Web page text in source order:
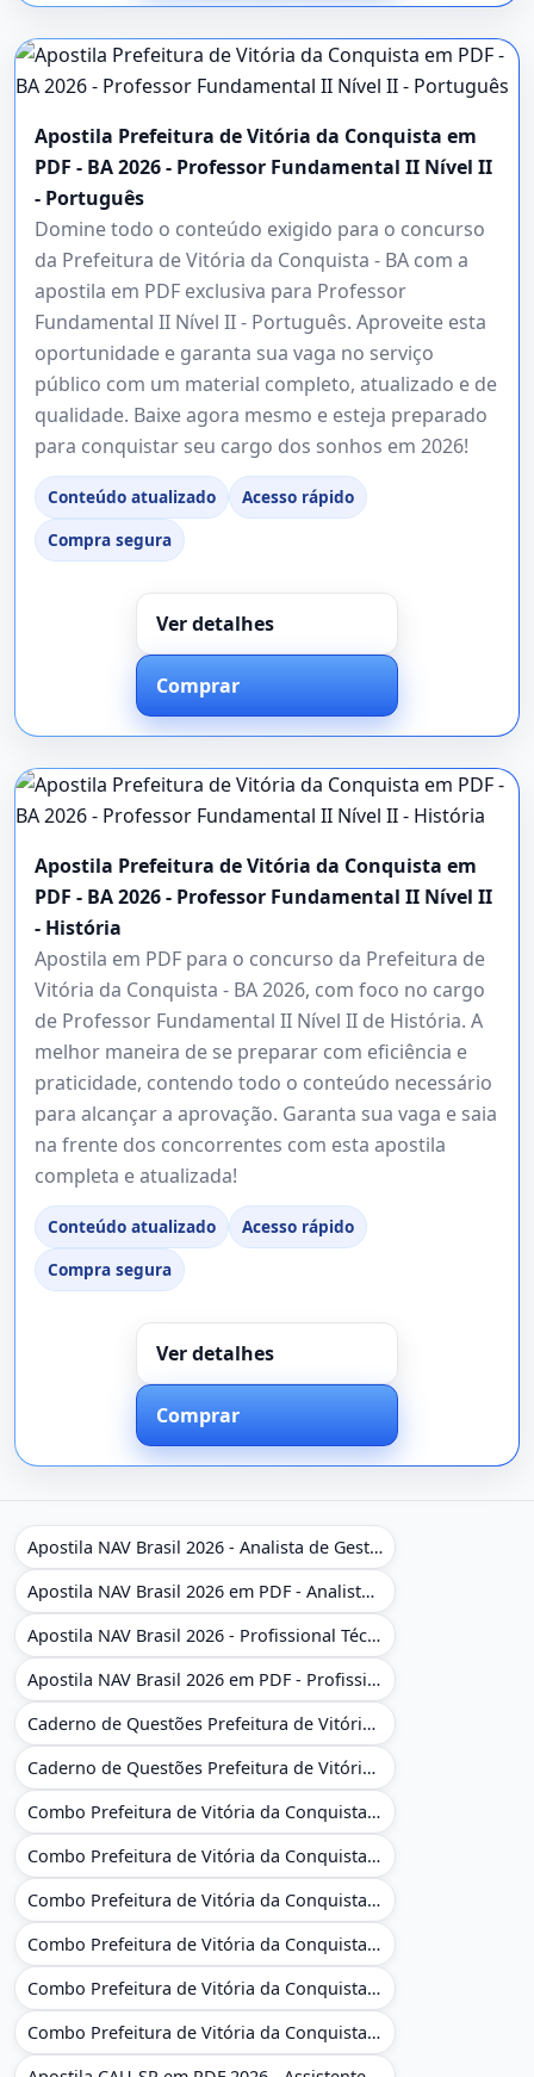
Apostila Prefeitura de Vitória da Conquista em
PDF - BA 2026 - Professor Fundamental II Nível II
- Português
Domine todo o conteúdo exigido para o concurso
da Prefeitura de Vitória da Conquista - BA com a
apostila em PDF exclusiva para Professor
Fundamental II Nível II - Português. Aproveite esta
oportunidade e garanta sua vaga no serviço
público com um material completo, atualizado e de
qualidade. Baixe agora mesmo e esteja preparado
para conquistar seu cargo dos sonhos em 2026!
Conteúdo atualizado
Acesso rápido
Compra segura
Ver detalhes
Comprar
Apostila Prefeitura de Vitória da Conquista em
PDF - BA 2026 - Professor Fundamental II Nível II
- História
Apostila em PDF para o concurso da Prefeitura de
Vitória da Conquista - BA 2026, com foco no cargo
de Professor Fundamental II Nível II de História. A
melhor maneira de se preparar com eficiência e
praticidade, contendo todo o conteúdo necessário
para alcançar a aprovação. Garanta sua vaga e saia
na frente dos concorrentes com esta apostila
completa e atualizada!
Conteúdo atualizado
Acesso rápido
Compra segura
Ver detalhes
Comprar
Apostila NAV Brasil 2026 - Analista de Gestão
Apostila NAV Brasil 2026 em PDF - Analista de Gestão
Apostila NAV Brasil 2026 - Profissional Técnico de Navegação Aérea - Operador de Torre de Controle
Apostila NAV Brasil 2026 em PDF - Profissional Técnico de Navegação Aérea - Operador de Torre de Controle
Caderno de Questões Prefeitura de Vitória da Conquista - BA - Conhecimentos Gerais - 450 Questões Gabaritadas
Caderno de Questões Prefeitura de Vitória da Conquista em PDF - BA - Conhecimentos Gerais - 450 Questões Gabaritadas
Combo Prefeitura de Vitória da Conquista - BA 2026 - Monitor Escolar (Educação Infantil e Cobertura das AC'S)
Combo Prefeitura de Vitória da Conquista - BA 2026 - Monitor Escolar (Educação Infantil e Cobertura das AC'S)
Combo Prefeitura de Vitória da Conquista - BA 2026 - Monitor Escolar (Suporte às Crianças com Deficiência)
Combo Prefeitura de Vitória da Conquista - BA 2026 - Monitor Escolar (Suporte às Crianças com Deficiência)
Combo Prefeitura de Vitória da Conquista - BA 2026 - Pedagogo - Zona Urbana e/ou Rural
Combo Prefeitura de Vitória da Conquista - BA 2026 - Pedagogo - Zona Urbana e/ou Rural